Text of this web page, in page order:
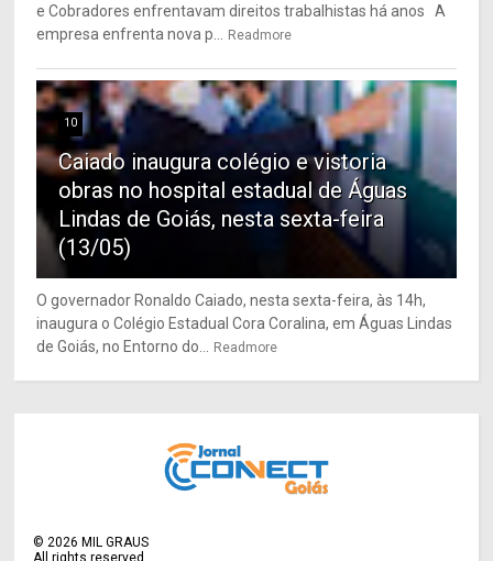
e Cobradores enfrentavam direitos trabalhistas há anos A
empresa enfrenta nova p...
Readmore
10
Caiado inaugura colégio e vistoria
obras no hospital estadual de Águas
Lindas de Goiás, nesta sexta-feira
(13/05)
O governador Ronaldo Caiado, nesta sexta-feira, às 14h,
inaugura o Colégio Estadual Cora Coralina, em Águas Lindas
de Goiás, no Entorno do...
Readmore
©2026 MIL GRAUS
All rights reserved.